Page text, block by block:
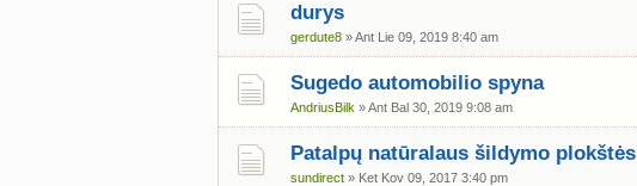
durys
gerdute8 » Ant Lie 09, 2019 8:40 am
Sugedo automobilio spyna
AndriusBilk » Ant Bal 30, 2019 9:08 am
Patalpų natūralaus šildymo plokštės
sundirect » Ket Kov 09, 2017 3:40 pm